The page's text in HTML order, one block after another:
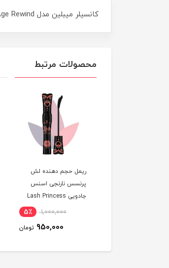
کانسیلر میبلین مدل Age Rewind تیرگی، پف و خطوط ریز زیر چشم را به‌طور کامل کاور می‌کند. بافت سبک و پوشش بالا برای ظاهری جوان و طبیعی.
محصولات مرتبط
ریمل حجم دهنده لش
پرنسس نارنجی اسنس
جادویی Lash Princess
1,000,000 5٪
950,000 تومان